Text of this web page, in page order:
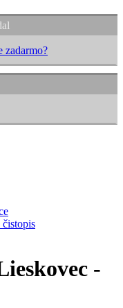
-